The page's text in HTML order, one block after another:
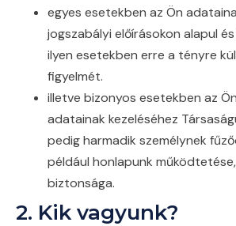
egyes esetekben az Ön
jogszabályi előírásokon alapul
ilyen esetekben erre a tényre
figyelmét.
illetve bizonyos esetekben az
adatainak kezeléséhez
pedig harmadik személynek
például honlapunk
biztonsága.
2. Kik vagyunk?